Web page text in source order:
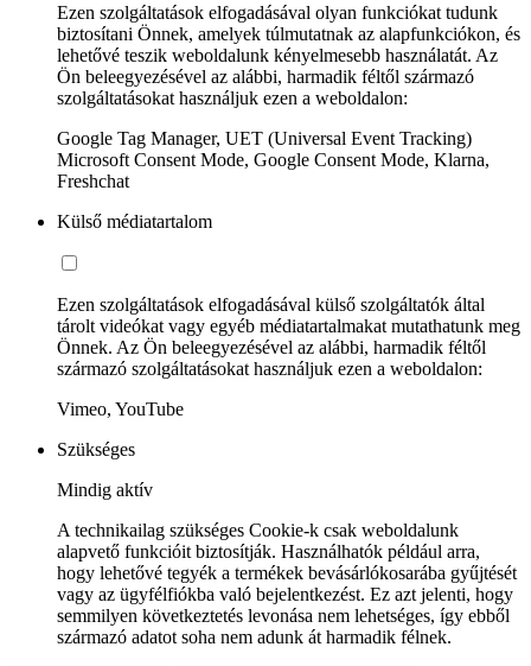
Ezen szolgáltatások elfogadásával olyan funkciókat tudunk
biztosítani Önnek, amelyek túlmutatnak az alapfunkciókon, és
lehetővé teszik weboldalunk kényelmesebb használatát. Az
Ön beleegyezésével az alábbi, harmadik féltől származó
szolgáltatásokat használjuk ezen a weboldalon:
Google Tag Manager, UET (Universal Event Tracking)
Microsoft Consent Mode, Google Consent Mode, Klarna,
Freshchat
Külső médiatartalom
Ezen szolgáltatások elfogadásával külső szolgáltatók által
tárolt videókat vagy egyéb médiatartalmakat mutathatunk meg
Önnek. Az Ön beleegyezésével az alábbi, harmadik féltől
származó szolgáltatásokat használjuk ezen a weboldalon:
Vimeo, YouTube
Szükséges
Mindig aktív
A technikailag szükséges Cookie-k csak weboldalunk
alapvető funkcióit biztosítják. Használhatók például arra,
hogy lehetővé tegyék a termékek bevásárlókosarába gyűjtését
vagy az ügyfélfiókba való bejelentkezést. Ez azt jelenti, hogy
semmilyen következtetés levonása nem lehetséges, így ebből
származó adatot soha nem adunk át harmadik félnek.